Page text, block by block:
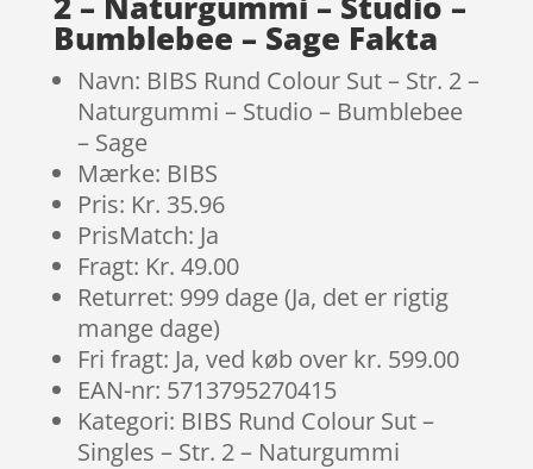
Bumblebee – Sage Fakta
Navn: BIBS Rund Colour Sut – Str. 2 –
Naturgummi – Studio – Bumblebee
– Sage
Mærke: BIBS
Pris: Kr. 35.96
PrisMatch: Ja
Fragt: Kr. 49.00
Returret: 999 dage (Ja, det er rigtig
mange dage)
Fri fragt: Ja, ved køb over kr. 599.00
EAN-nr: 5713795270415
Kategori: BIBS Rund Colour Sut –
Singles – Str. 2 – Naturgummi